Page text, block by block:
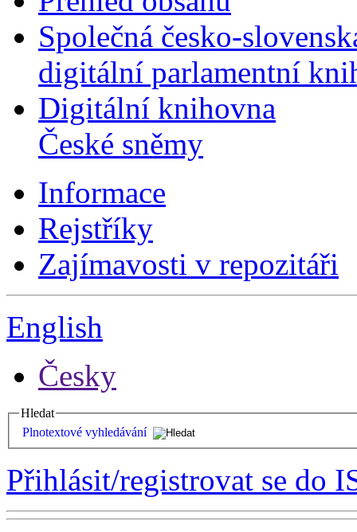
Společná česko-
digitální parlamentní
Digitální knihovna
České sněmy
Informace
Rejstříky
Zajímavosti v repozitáři
English
Česky
Hledat
Plnotextové vyhledávání
Přihlásit/registrovat se do